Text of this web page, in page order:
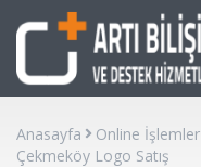
Anasayfa Online İşlemler
Çekmeköy Logo Satış